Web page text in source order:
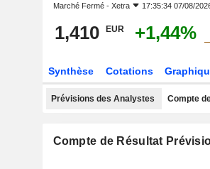
Marché Fermé - Xetra 17:35:34 07/08/
1,410 EUR +1,44%
Synthèse Cotations
Prévisions des Analystes Compte
Compte de Résultat